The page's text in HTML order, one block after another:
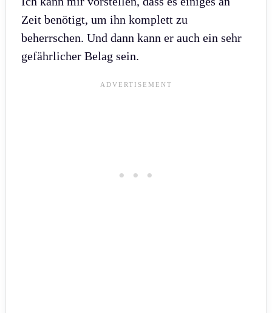
Zeit benötigt, um ihn komplett zu
beherrschen. Und dann kann er auch ein sehr
gefährlicher Belag sein.